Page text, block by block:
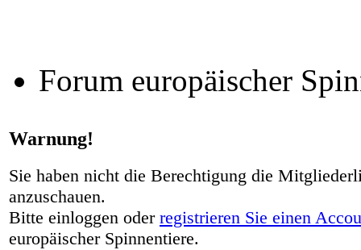
Forum europäischer
Warnung!
Sie haben nicht die Berechtigung die
anzuschauen.
Bitte einloggen oder registrieren Sie einen
europäischer Spinnentiere.